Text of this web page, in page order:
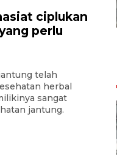
ciplukan
perlu
telah
herbal
sangat
jantung.